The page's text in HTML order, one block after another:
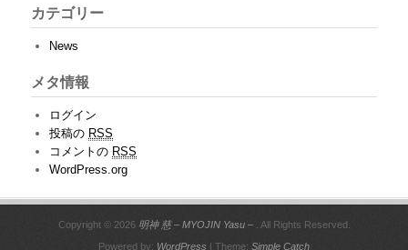
カテゴリー
News
メタ情報
ログイン
投稿の RSS
コメントの RSS
WordPress.org
Copyright © 2026 明神 慈 – MYOJIN Yasu –. All Rights Reserved.
Powered by: WordPress | Theme: Simple Catch